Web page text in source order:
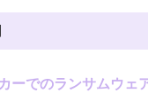
ーでのランサムウェ